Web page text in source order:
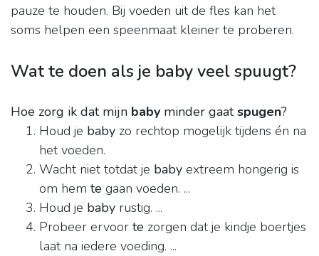
pauze te houden. Bij voeden uit de fles kan het
soms helpen een speenmaat kleiner te proberen.
Wat te doen als je baby veel spuugt?
Hoe zorg ik dat mijn baby minder gaatspugen?
Houd je baby zo rechtop mogelijk tijdens én na
het voeden.
Wacht niet totdat je baby extreem hongerig is
om hem te gaan voeden. ...
Houd je baby rustig. ...
Probeer ervoor te zorgen dat je kindje boertjes
laat na iedere voeding. ...